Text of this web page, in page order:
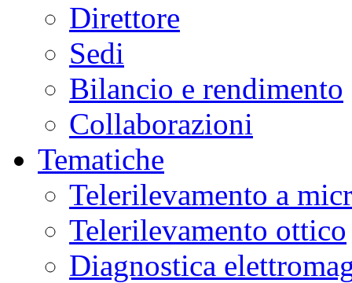
Direttore
Sedi
Bilancio e rendimento
Collaborazioni
Tematiche
Telerilevamento a
Telerilevamento ottico
Diagnostica